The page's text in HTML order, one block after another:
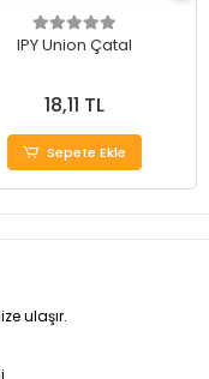
IPY Union Çatal
18,11 TL
Sepete Ekle
ulaşır.